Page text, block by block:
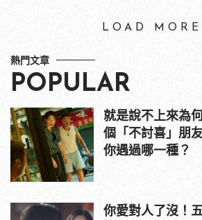
LOAD MORE
熱門文章
POPULAR
就是說不上來為
個「不討喜」朋
你遇過哪一種？
你愛對人了沒！